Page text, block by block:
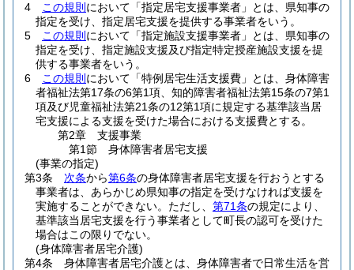
4
この規則 において「指定居宅支援事業者」とは、県知事の
指定を受け、指定居宅支援を提供する事業者をいう。
5
この規則 において「指定施設支援事業者」とは、県知事の
指定を受け、指定施設支援及び指定特定授産施設支援を提
供する事業者をいう。
6
この規則 において「特例居宅生活支援費」とは、身体障害
者福祉法第17条の6第1項、知的障害者福祉法第15条の7第1
項及び児童福祉法第21条の12第1項に規定する基準該当居
宅支援による支援を受けた場合における支援費とする。
第2章
支援事業
第1節
身体障害者居宅支援
(事業の指定)
第3条
次条から第6条の身体障害者居宅支援を行おうとする
事業者は、あらかじめ県知事の指定を受けなければ支援を
実施することができない。 ただし、 第71条の規定により、
基準該当居宅支援を行う事業者として町長の認可を受けた
場合はこの限りでない。
(身体障害者居宅介護)
第4条
身体障害者居宅介護とは、身体障害者で日常生活を営